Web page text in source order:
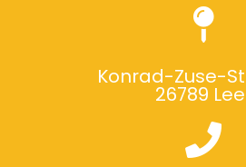
Konrad-Zuse-
26789